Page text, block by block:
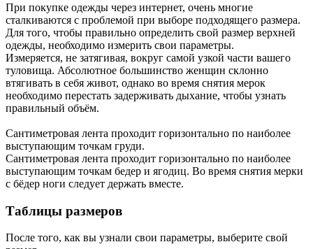
При покупке одежды через интернет, очень многие
сталкиваются с проблемой при выборе подходящего размера.
Для того, чтобы правильно определить свой размер верхней
одежды, необходимо измерить свои параметры.
Измеряется, нe затягивая, вокруг самой узкой части вашего
туловища. Абсолютное большинство женщин склонно
втягивать в себя живот, однако во время снятия мерок
необходимо перестать задерживать дыхание, чтобы узнать
правильный объём.
Сантиметровая лента проходит горизонтально по наиболее
выступающим точкам груди.
Сантиметровая лента проходит горизонтально по наиболее
выступающим точкам бедер и ягодиц. Во время снятия мерки
с бёдер ноги следует держать вместе.
Таблицы размеров
После того, как вы узнали свои параметры, выберите свой